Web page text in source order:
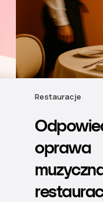
Hotele
nastrój
hotelu
Od lobby